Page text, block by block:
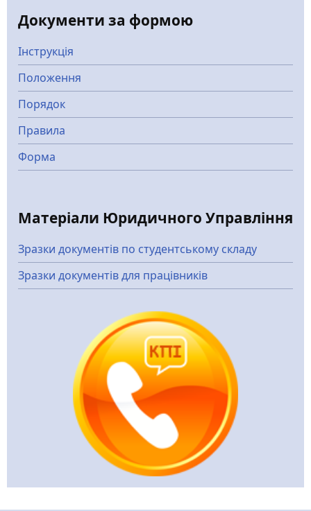
Документи за формою
Інструкція
Положення
Порядок
Правила
Форма
Матеріали Юридичного Управління
Зразки документів по студентському складу
Зразки документів для працівників